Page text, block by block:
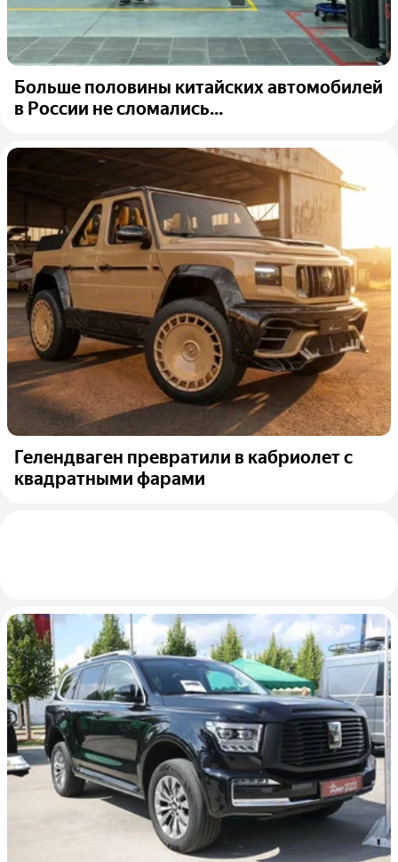
Больше половины китайских автомобилей
в России не сломались...
Гелендваген превратили в кабриолет с
квадратными фарами